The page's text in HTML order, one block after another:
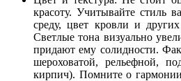
красоту. Учитывайте стиль
среду, цвет кровли и
Светлые тона визуально
придают ему солидности.
шероховатой, рельефной,
кирпич). Помните о